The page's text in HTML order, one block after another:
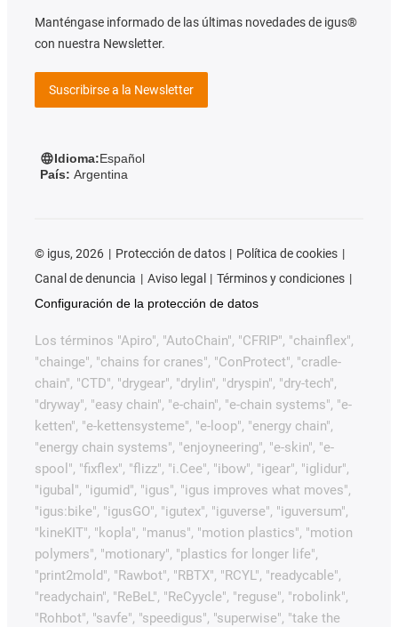
Manténgase informado de las últimas novedades de igus®
con nuestra Newsletter.
Suscribirse a la Newsletter
Idioma:Español
País: Argentina
© igus, 2026 Protección de datos
Política de cookies
Canal de denuncia
Aviso legal
Términos y condiciones
Configuración de la protección de datos
Los términos "Apiro", "AutoChain", "CFRIP", "chainflex",
"chainge", "chains for cranes", "ConProtect", "cradle-
chain", "CTD", "drygear", "drylin", "dryspin", "dry-tech",
"dryway", "easy chain", "e-chain", "e-chain systems", "e-
ketten", "e-kettensysteme", "e-loop", "energy chain",
"energy chain systems", "enjoyneering", "e-skin", "e-
spool", "fixflex", "flizz", "i.Cee", "ibow", "igear", "iglidur",
"igubal", "igumid", "igus", "igus improves what moves",
"igus:bike", "igusGO", "igutex", "iguverse", "iguversum",
"kineKIT", "kopla", "manus", "motion plastics", "motion
polymers", "motionary", "plastics for longer life",
"print2mold", "Rawbot", "RBTX", "RCYL", "readycable",
"readychain", "ReBeL", "ReCyycle", "reguse", "robolink",
"Rohbot", "savfe", "speedigus", "superwise", "take the